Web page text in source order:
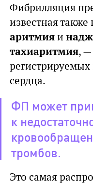
Фибрилляция
известная также
аритмияи
тахиаритмия, —
сердца.
ФП может
к
тромбов.
Это самая